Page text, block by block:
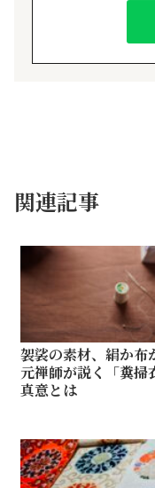
関連記事
袈裟の素材、絹か布
元禅師が説く「糞掃
真意とは